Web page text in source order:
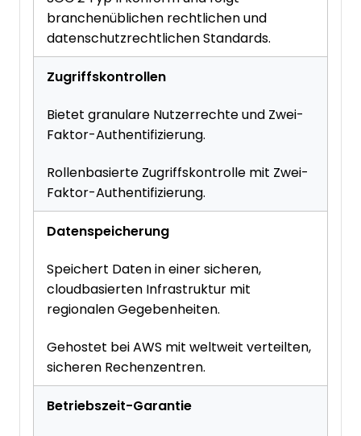
branchenüblichen rechtlichen und
datenschutzrechtlichen Standards.
Zugriffskontrollen
Bietet granulare Nutzerrechte und Zwei-
Faktor-Authentifizierung.
Rollenbasierte Zugriffskontrolle mit Zwei-
Faktor-Authentifizierung.
Datenspeicherung
Speichert Daten in einer sicheren,
cloudbasierten Infrastruktur mit
regionalen Gegebenheiten.
Gehostet bei AWS mit weltweit verteilten,
sicheren Rechenzentren.
Betriebszeit-Garantie